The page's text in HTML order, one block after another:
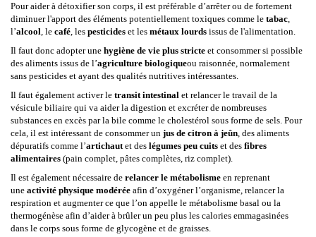
Pour aider à détoxifier son corps, il est préférable d’arrêter ou de fortement
diminuer l'apport des éléments potentiellement toxiques comme le tabac,
l’alcool, le café, les pesticides et les métaux lourds issus de l'alimentation.
Il faut donc adopter une hygiène de vie plus stricte et consommer si possible
des aliments issus de l’agriculture biologiqueou raisonnée, normalement
sans pesticides et ayant des qualités nutritives intéressantes.
Il faut également activer le transit intestinal et relancer le travail de la
vésicule biliaire qui va aider la digestion et excréter de nombreuses
substances en excès par la bile comme le cholestérol sous forme de sels. Pour
cela, il est intéressant de consommer un jus de citron à jeûn, des aliments
dépuratifs comme l’artichautet des légumes peu cuits et des fibres
alimentaires (pain complet, pâtes complètes, riz complet).
Il est également nécessaire de relancer le métabolisme en reprenant
une activité physique modérée afin d’oxygéner l’organisme, relancer la
respiration et augmenter ce que l’on appelle le métabolisme basal ou la
thermogénèse afin d’aider à brûler un peu plus les calories emmagasinées
dans le corps sous forme de glycogène et de graisses.